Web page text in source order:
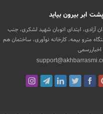
ابر بیرون بیاید
آزادی، ابتدای اتوبان شهید لشکری، جنب
مترو بیمه، کارخانه نوآوری، ساختمان هم
اخباررسمی